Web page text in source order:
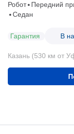
Робот Передний
Седан
Гарантия В
Казань (530 км от